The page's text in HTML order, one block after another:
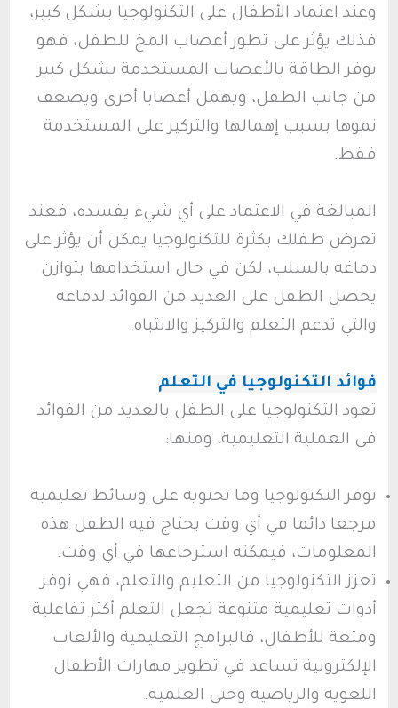
وعند اعتماد الأطفال على التكنولوجيا بشكل كبير،
فذلك يؤثر على تطور أعصاب المخ للطفل، فهو
يوفر الطاقة بالأعصاب المستخدمة بشكل كبير
من جانب الطفل، ويهمل أعصابا أخرى ويضعف
نموها بسبب إهمالها والتركيز على المستخدمة
فقط.
المبالغة في الاعتماد على أي شيء يفسده، فعند
تعرض طفلك بكثرة للتكنولوجيا يمكن أن يؤثر على
دماغه بالسلب، لكن في حال استخدامها بتوازن
يحصل الطفل على العديد من الفوائد لدماغه
والتي تدعم التعلم والتركيز والانتباه.
فوائد التكنولوجيا في التعلم
تعود التكنولوجيا على الطفل بالعديد من الفوائد
في العملية التعليمية، ومنها:
توفر التكنولوجيا وما تحتويه على وسائط تعليمية
مرجعا دائما في أي وقت يحتاج فيه الطفل هذه
المعلومات، فيمكنه استرجاعها في أي وقت.
تعزز التكنولوجيا من التعليم والتعلم، فهي توفر
أدوات تعليمية متنوعة تجعل التعلم أكثر تفاعلية
ومتعة للأطفال، فالبرامج التعليمية والألعاب
الإلكترونية تساعد في تطوير مهارات الأطفال
اللغوية والرياضية وحتى العلمية.